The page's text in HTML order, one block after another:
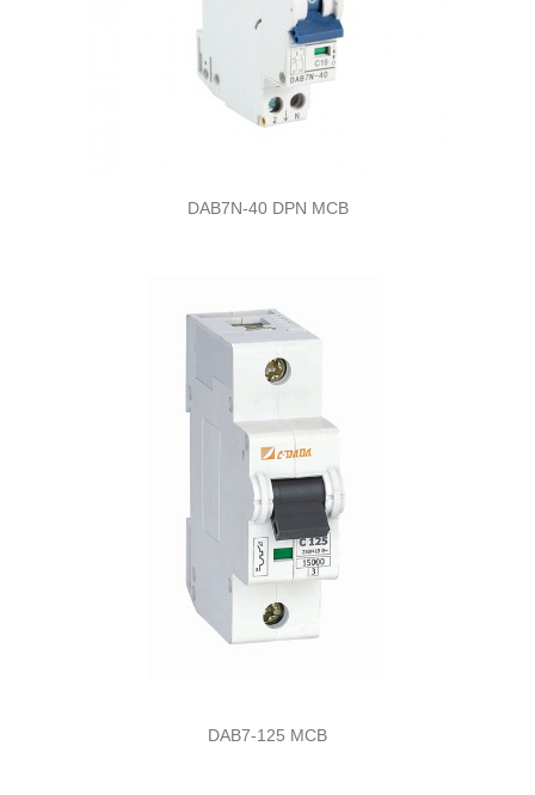
DAB7N-40 DPN MCB
DAB7-125 MCB